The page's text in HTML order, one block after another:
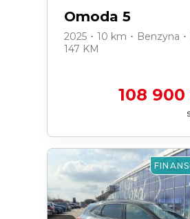
Omoda 5
2025 ･ 10 km ･ Benzyna ･
147 KM
108 900